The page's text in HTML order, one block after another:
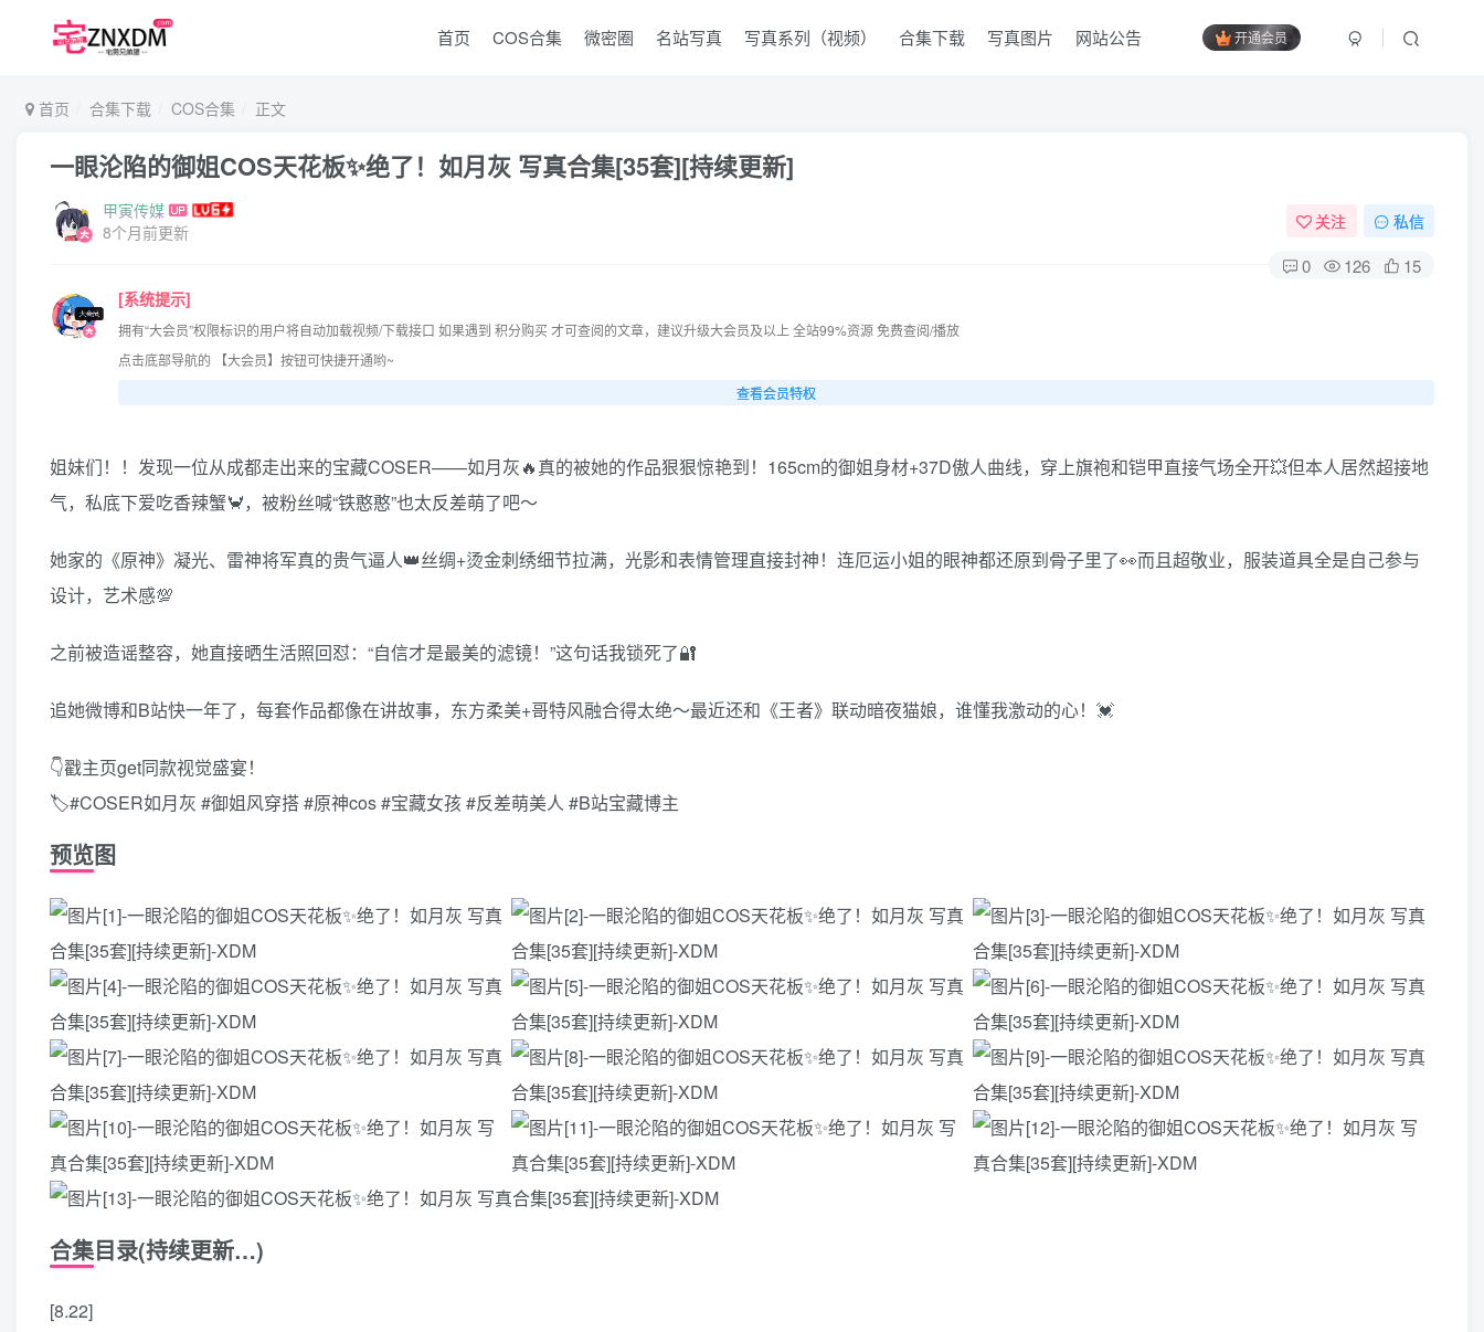
开通会员
首页 COS合集 微密圈 名站写真 写真系列（视频） 合集下载 写真图片 网站公告
首页 合集下载 COS合集 正文
一眼沦陷的御姐COS天花板✨绝了！如月灰 写真合集[35套][持续更新]
甲寅传媒
8个月前更新
关注 私信
0 126 15
[系统提示]
拥有“大会员”权限标识的用户将自动加载视频/下载接口 如果遇到 积分购买 才可查阅的文章，建议升级大会员及以上 全站99%资源 免费查阅/播放
点击底部导航的 【大会员】按钮可快捷开通哟~
查看会员特权
姐妹们！！发现一位从成都走出来的宝藏COSER——如月灰🔥真的被她的作品狠狠惊艳到！165cm的御姐身材+37D傲人曲线，穿上旗袍和铠甲直接气场全开💥但本人居然超接地
气，私底下爱吃香辣蟹🦀，被粉丝喊“铁憨憨”也太反差萌了吧～
她家的《原神》凝光、雷神将军真的贵气逼人👑丝绸+烫金刺绣细节拉满，光影和表情管理直接封神！连厄运小姐的眼神都还原到骨子里了👀而且超敬业，服装道具全是自己参与
设计，艺术感💯
之前被造谣整容，她直接晒生活照回怼：“自信才是最美的滤镜！”这句话我锁死了🔐
追她微博和B站快一年了，每套作品都像在讲故事，东方柔美+哥特风融合得太绝～最近还和《王者》联动暗夜猫娘，谁懂我激动的心！💓
👇戳主页get同款视觉盛宴！
🏷️#COSER如月灰 #御姐风穿搭 #原神cos #宝藏女孩 #反差萌美人 #B站宝藏博主
预览图
合集目录(持续更新…)
[8.22]